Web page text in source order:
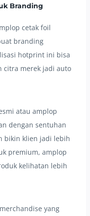
Branding
cetak foil
branding
hotprint ini bisa
citra merek jadi auto
atau amplop
dengan sentuhan
bikin klien jadi lebih
premium, amplop
kelihatan lebih
yang